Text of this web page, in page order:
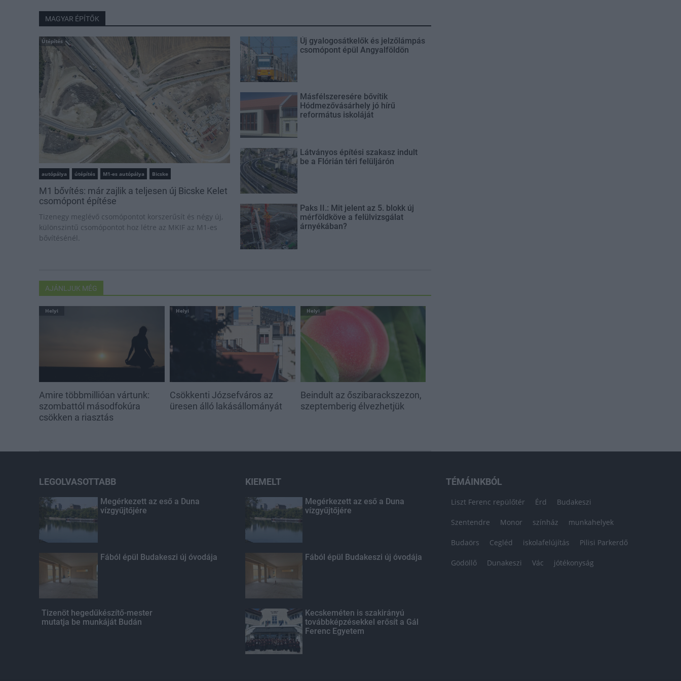
MAGYAR ÉPÍTŐK
Útépítés
autópálya útépítés M1-es autópálya Bicske
M1 bővítés: már zajlik a teljesen új Bicske Kelet
csomópont építése
Tizenegy meglévő csomópontot korszerűsít és négy új,
különszintű csomópontot hoz létre az MKIF az M1-es
bővítésénél.
Új gyalogosátkelők és jelzőlámpás
csomópont épül Angyalföldön
Másfélszeresére bővítik
Hódmezővásárhely jó hírű
református iskoláját
Látványos építési szakasz indult
be a Flórián téri felüljárón
Paks II.: Mit jelent az 5. blokk új
mérföldköve a felülvizsgálat
árnyékában?
AJÁNLJUK MÉG
Helyi
Amire többmillióan vártunk:
szombattól másodfokúra
csökken a riasztás
Helyi
Csökkenti Józsefváros az
üresen álló lakásállományát
Helyi
Beindult az őszibarackszezon,
szeptemberig élvezhetjük
LEGOLVASOTTABB
Megérkezett az eső a Duna
vízgyűjtőjére
Fából épül Budakeszi új óvodája
Tizenöt hegedűkészítő-mester
mutatja be munkáját Budán
KIEMELT
Megérkezett az eső a Duna
vízgyűjtőjére
Fából épül Budakeszi új óvodája
Kecskeméten is szakirányú
továbbképzésekkel erősít a Gál
Ferenc Egyetem
TÉMÁINKBÓL
Liszt Ferenc repülőtér Érd Budakeszi
Szentendre Monor színház munkahelyek
Budaörs Cegléd iskolafelújítás Pilisi Parkerdő
Gödöllő Dunakeszi Vác jótékonyság